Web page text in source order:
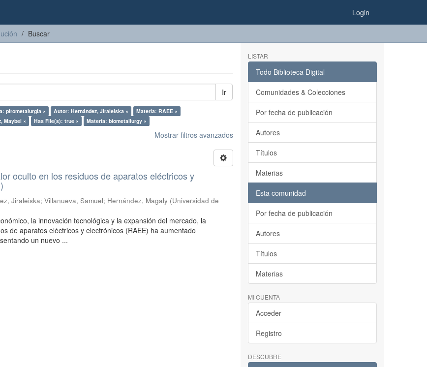
Login
Buscar
Ir
pirometalurgia × Autor: Hernández, Jiraleiska ×
Materia: RAEE ×
Maybel × Has File(s): true × Materia: biometallurgy ×
Mostrar filtros avanzados
oculto en los residuos de aparatos eléctricos y
Jiraleiska;Villanueva, Samuel; Hernández, Magaly (Universidad de
la innovación tecnológica y la expansión del mercado, la
de aparatos eléctricos y electrónicos (RAEE) ha aumentado
un nuevo ...
LISTAR
Todo Biblioteca Digital
Comunidades & Colecciones
Por fecha de publicación
Autores
Títulos
Materias
Esta comunidad
Por fecha de publicación
Autores
Títulos
Materias
MI CUENTA
Acceder
Registro
DESCUBRE